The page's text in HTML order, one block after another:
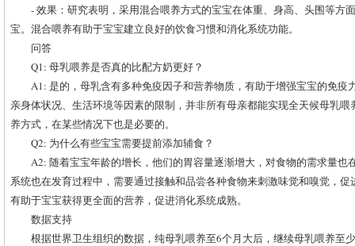
- 效果：研究表明，采用混合喂养方式的宝宝在体重、身高、头围等方
宝。混合喂养有助于宝宝建立良好的饮食习惯和消化系统功能。
问答
Q1: 母乳喂养是否真的比配方奶更好？
A1: 是的，母乳含有多种免疫因子和营养物质，有助于增强宝宝的免疫
亲身体状况、生活环境等因素的限制，并非所有母亲都能实现全天候母乳
养方式，在某些情况下也是必要的。
Q2: 为什么有些宝宝需要提前添加辅食？
A2: 随着宝宝年龄的增长，他们的胃容量逐渐增大，对食物的需求量也
系统也在发育过程中，需要通过接触和品尝各种食物来刺激味觉和嗅觉，
有助于宝宝获得更全面的营养，促进消化系统成熟。
数据支持
根据世界卫生组织的数据，纯母乳喂养至6个月大后，继续母乳喂养至